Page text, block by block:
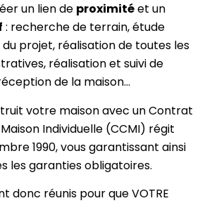
un lien de proximitéet un
: recherche de terrain, étude
du projet, réalisation de toutes les
réalisation et suivi de
de la maison…
votre maison avec un Contrat
Individuelle (CCMI) régit
1990, vous garantissant ainsi
les garanties obligatoires.
donc réunis pour que VOTRE